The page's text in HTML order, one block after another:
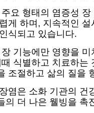
요 형태의 염증성
게 하며, 지속적인
식되고 있습니다.
기능에만 영향을
식별하고 치료하는
조절하고 삶의 질을
염은 소화 기관의
의 더 나은 웰빙을 촉